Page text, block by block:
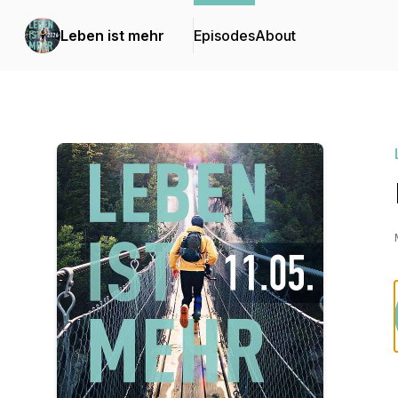
Leben ist mehr EpisodesAbout